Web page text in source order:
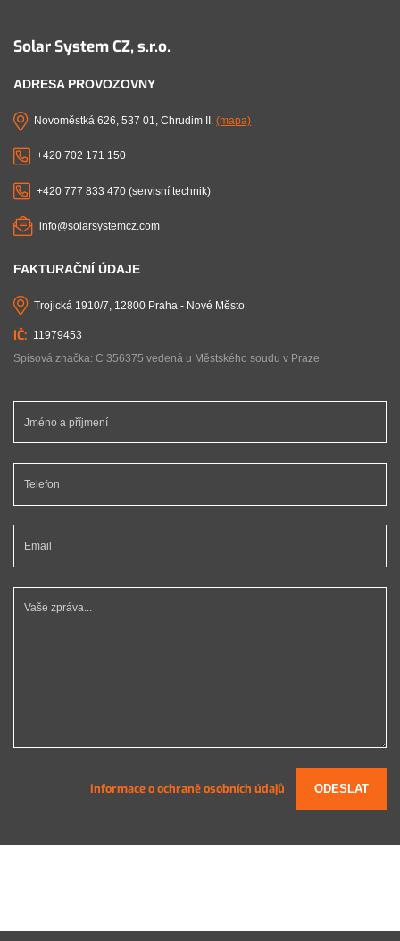
Solar System CZ, s.r.o.
ADRESA PROVOZOVNY
Novoměstká 626, 537 01, Chrudim II.(mapa)
+420 702 171 150
+420 777 833 470 (servisní technik)
info@solarsystemcz.com
FAKTURAČNÍ ÚDAJE
Trojická 1910/7, 12800 Praha - Nové Město
11979453
Spisová značka: C 356375 vedená u Městského soudu v Praze
Jméno a příjmení *
Telefon *
Vaše zpráva...
Informace o ochraně osobních údajů ODESLAT